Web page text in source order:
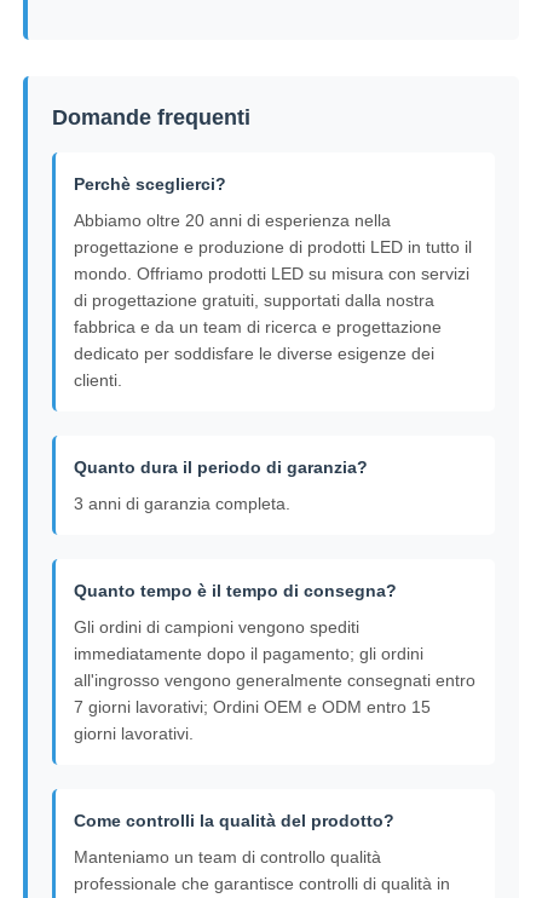
Domande frequenti
Perchè sceglierci?
Abbiamo oltre 20 anni di esperienza nella
progettazione e produzione di prodotti LED in tutto il
mondo. Offriamo prodotti LED su misura con servizi
di progettazione gratuiti, supportati dalla nostra
fabbrica e da un team di ricerca e progettazione
dedicato per soddisfare le diverse esigenze dei
clienti.
Quanto dura il periodo di garanzia?
3 anni di garanzia completa.
Quanto tempo è il tempo di consegna?
Gli ordini di campioni vengono spediti
immediatamente dopo il pagamento; gli ordini
all'ingrosso vengono generalmente consegnati entro
7 giorni lavorativi; Ordini OEM e ODM entro 15
giorni lavorativi.
Come controlli la qualità del prodotto?
Manteniamo un team di controllo qualità
professionale che garantisce controlli di qualità in